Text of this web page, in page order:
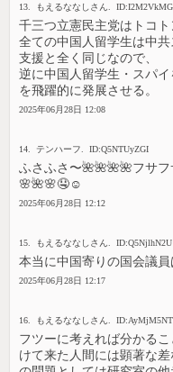
13. もえるななしさん.
千三つ立憲民主党はトコト
全ての中国人留学生は中
支援と全く同じなので、
逆に中国人留学生・スパ
を飛躍的に発展させる。
2025年06月28日 12:08
14. テンハーフ. ID:Q5NTUyZGI
ふさふさ〜🌺🌺🌺🌺フサ
🌸🌺🌸🤤☺️
2025年06月28日 12:12
15. もえるななしさん. ID:Q5NjlhN2U
本当に中国寄りの国会議員
2025年06月28日 12:17
16. もえるななしさん.
フツーに考えれば分かる
けて来た人間には顕著な